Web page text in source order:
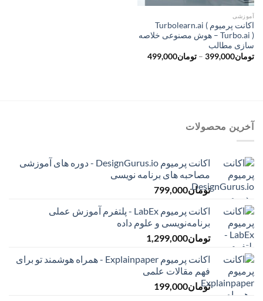
آموزشی
اکانت پرمیوم Turbolearn.ai (
Turbo.ai ) – هوش مصنوعی خلاصه
سازی مطالب
تومان399,000
– تومان499,000محدوده
آخرین محصولات
اکانت پرمیوم DesignGurus.io - دوره ‌های آموزشی
مصاحبه ‌های برنامه نویسی
تومان799,000
اکانت پرمیوم LabEx - پلتفرم آموزش عملی
برنامه‌نویسی و علوم داده
تومان1,299,000
اکانت پرمیوم Explainpaper - همراه هوشمند تو برای
فهم مقالات علمی
تومان199,000